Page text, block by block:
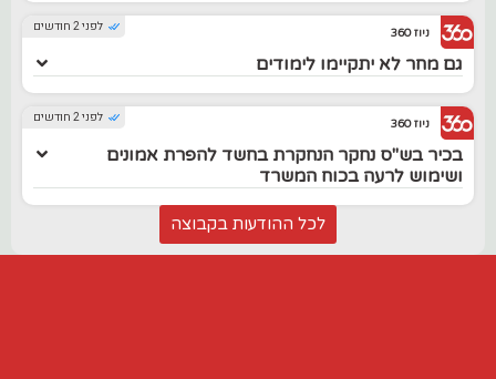
לפני 2 חודשים ניוז 360
גם מחר לא יתקיימו לימודים
לפני 2 חודשים ניוז 360
בכיר בש"ס נחקר הנחקרת בחשד להפרת אמונים
ושימוש לרעה בכוח המשרד
לכל ההודעות בקבוצה